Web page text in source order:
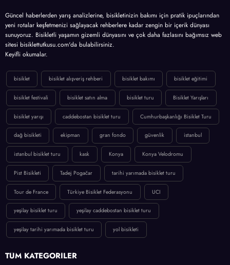
Güncel haberlerden yarış analizlerine, bisikletinizin bakımı için pratik ipuçlarından
yeni rotalar keşfetmenizi sağlayacak rehberlere kadar zengin bir içerik dünyası
sunuyoruz. Bisikletli yaşamın gizemli dünyasını ve çok daha fazlasını bağımsız web
sitesi bisiklettutkusu.com'da bulabilirsiniz.
Keyifli okumalar.
bisiklet bisiklet alışveriş rehberi bisiklet bakımı bisiklet eğitimi
bisiklet festivali bisiklet satın alma bisiklet turu Bisiklet Yarışları
bisiklet yarışı caddebostan bisiklet turu Cumhurbaşkanlığı Bisiklet Turu
dağ bisikleti ekipman gran fondo güvenlik istanbul
istanbul bisiklet turu kask Konya Konya Velodromu
Pist Bisikleti Tadej Pogačar tarihi yarımada bisiklet turu
Tour de France Türkiye Bisiklet Federasyonu UCI
yeşilay bisiklet turu yeşilay caddebostan bisiklet turu
yeşilay tarihi yarımada bisiklet turu yol bisikleti
TÜM KATEGORİLER